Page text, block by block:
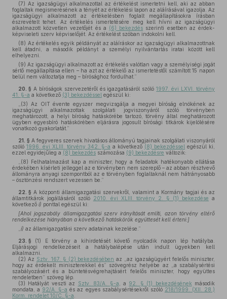
(7) Az igazságügyi alkalmazottal az értékelést ismertetni kell, aki az abban
foglaltak megismerésének a tényét az értékelési lapon az aláírásával igazolja. Az
igazságügyi alkalmazott az értékelésben foglalt megállapításokra írásban
észrevételt tehet. Az értékelés ismertetésére meg kell hívni az igazságügyi
alkalmazott közvetlen vezetőjét és a (6) bekezdés szerinti esetben az érdek-
képviseleti szerv képviselőjét. Az értékelést szóban indokolni kell.
(8) Az értékelés egyik példányát az aláíráskor az igazságügyi alkalmazottnak
kell átadni, a második példányt a személyi nyilvántartás iratai között kell
elhelyezni.
(9) Az igazságügyi alkalmazott az értékelés valótlan vagy a személyiségi jogát
sértő megállapítása ellen – ha azt az értékelő az ismertetéstől számított 15 napon
belül nem változtatja meg – bírósághoz fordulhat.”
20. § A bíróságok szervezetéről és igazgatásáról szóló1997. évi LXVI. törvény
41. §-a a következő (3) bekezdéssel egészül ki:
„(3) Az OIT évente egyszer megvizsgálja a megyei bíróság elnökének az
igazságügyi alkalmazottak szolgálati jogviszonyáról szóló törvényben
meghatározott, a helyi bíróság hatáskörébe tartozó, törvény által meghatározott
ügyben egyesbíró hatáskörében eljárásra jogosult bírósági titkárok kijelölésére
vonatkozó gyakorlatát.”
21. § A fegyveres szervek hivatásos állományú tagjainak szolgálati viszonyáról
szóló 1996. évi XLIII. törvény 342. §-a a következő (8) bekezdéssel egészül ki,
ezzel egyidejűleg a (8) bekezdés számozása (9) bekezdésre változik:
„(8) Felhatalmazást kap a miniszter, hogy a feladatok hatékonyabb ellátása
érdekében kísérleti jelleggel az e törvényben nem szereplő – az abban résztvevő
állományra anyagi szempontból az e törvényben foglaltaknál nem hátrányosabb
– ösztönzési rendszert vezessen be.”
22. § A központi államigazgatási szervekről, valamint a Kormány tagjai és az
államtitkárok jogállásáról szóló 2010. évi XLIII. törvény 2. § (1) bekezdése a
következő i) ponttal egészül ki:
[Ahol jogszabály államigazgatási szerv irányítását említi, azon törvény eltérő
rendelkezése hiányában a következő hatáskörök együttesét kell érteni:]
i) az államigazgatási szerv adatainak kezelése.”
23. § (1)
E törvény a kihirdetését követő nyolcadik napon lép hatályba.
Eljárásjogi rendelkezéseit a hatálybalépése után indult ügyekben kell
alkalmazni.
(2) Az Sztv. 167. § (2) bekezdésében az „az igazságügyért felelős miniszter,
hogy az érdekelt miniszterekkel és” szövegrész helyébe az „a szabálysértési
szabályozásért és a büntetésvégrehajtásért felelős miniszter, hogy együttes
rendeletben” szöveg lép.
(3) Hatályát veszti az Sztv. 83/A. §-a , a 92. § (1) bekezdésének második
mondata, a 92/A. §-a és az egyes szabálysértésekről szóló 218/1999. (XII. 28.)
Korm. rendelet 10/C. §-a